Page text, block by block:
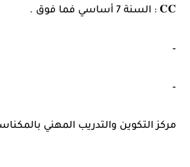
𝐂𝐂 : السنة 7 أساسي فما فوق .
–
–
مركز التكوين والتدريب المهني